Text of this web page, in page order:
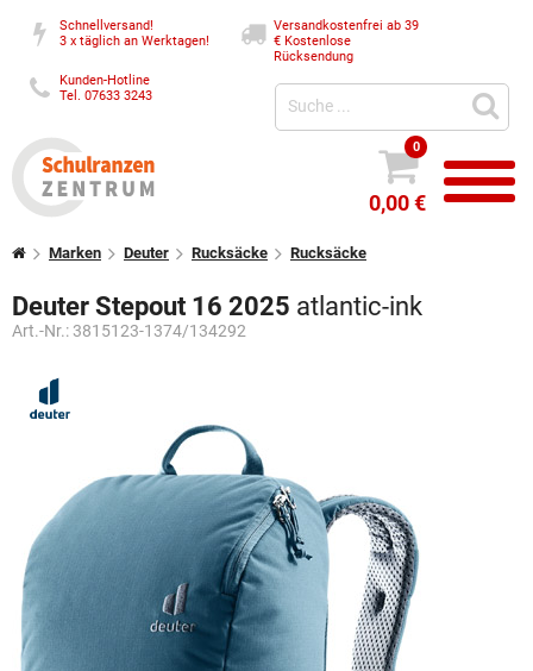
Schnellversand!
3 x täglich an Werktagen!
Versandkostenfrei ab 39
€Kostenlose
Rücksendung
Kunden-Hotline
Tel. 07633 3243
0
0,00 €
Marken Deuter Rucksäcke Rucksäcke
Deuter Stepout 16 2025 atlantic-ink
Art.-Nr.: 3815123-1374/134292